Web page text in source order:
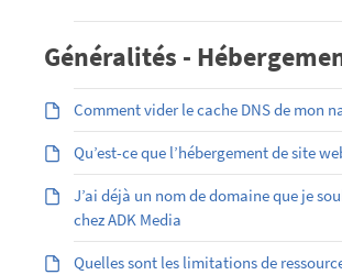
Généralités -
Comment vider le cache DNS de mon
Qu’est-ce que l’hébergement de site
J’ai déjà un nom de domaine que je
chez ADK Media
Quelles sont les limitations de